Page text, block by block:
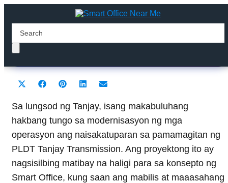
PLDT Tanjay Transmission
Share
T
w
i
t
e
)
Share
c
e
b
o
k
Share
n
t
e
e
s
Share
n
k
e
I
n
Share
a
i
l
Sa lungsod ng Tanjay, isang makabuluhang
hakbang tungo sa modernisasyon ng mga
operasyon ang naisakatuparan sa pamamagitan ng
PLDT Tanjay Transmission. Ang proyektong ito ay
nagsisilbing matibay na haligi para sa konsepto ng
Smart Office, kung saan ang mabilis at maaasahang